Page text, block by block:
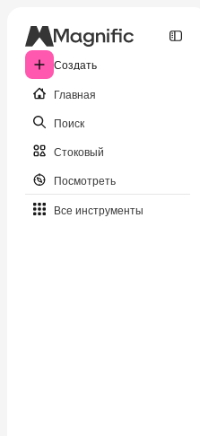
Создать
Главная
Поиск
Стоковый
Посмотреть
Все инструменты